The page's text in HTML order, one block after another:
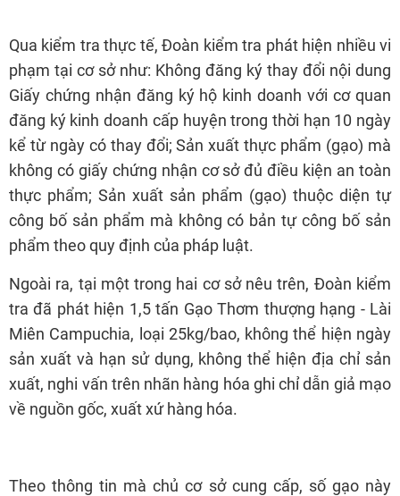
Qua kiểm tra thực tế, Đoàn kiểm tra phát hiện nhiều vi
phạm tại cơ sở như: Không đăng ký thay đổi nội dung
Giấy chứng nhận đăng ký hộ kinh doanh với cơ quan
đăng ký kinh doanh cấp huyện trong thời hạn 10 ngày
kể từ ngày có thay đổi; Sản xuất thực phẩm (gạo) mà
không có giấy chứng nhận cơ sở đủ điều kiện an toàn
thực phẩm; Sản xuất sản phẩm (gạo) thuộc diện tự
công bố sản phẩm mà không có bản tự công bố sản
phẩm theo quy định của pháp luật.
Ngoài ra, tại một trong hai cơ sở nêu trên, Đoàn kiểm
tra đã phát hiện 1,5 tấn Gạo Thơm thượng hạng - Lài
Miên Campuchia, loại 25kg/bao, không thể hiện ngày
sản xuất và hạn sử dụng, không thể hiện địa chỉ sản
xuất, nghi vấn trên nhãn hàng hóa ghi chỉ dẫn giả mạo
về nguồn gốc, xuất xứ hàng hóa.
Theo thông tin mà chủ cơ sở cung cấp, số gạo này